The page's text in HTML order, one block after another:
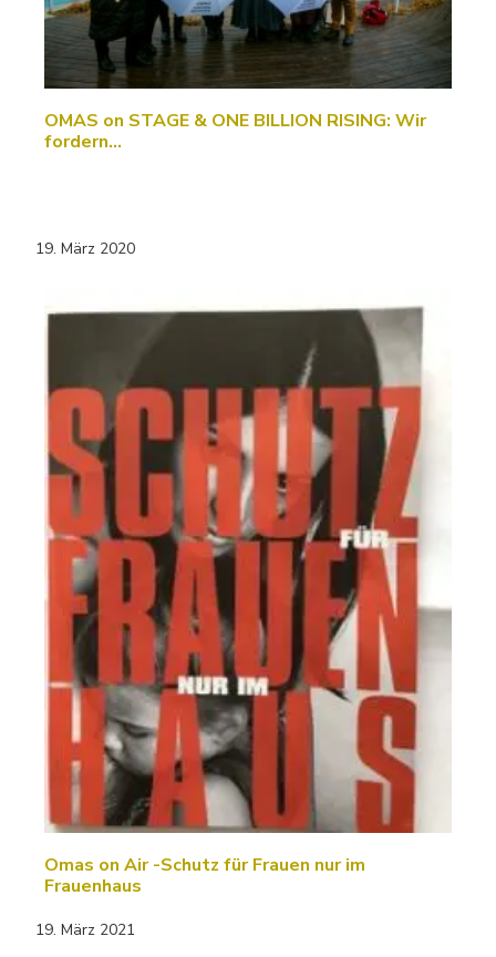
OMAS on STAGE & ONE BILLION RISING: Wir
fordern…
19. März 2020
Omas on Air -Schutz für Frauen nur im
Frauenhaus
19. März 2021